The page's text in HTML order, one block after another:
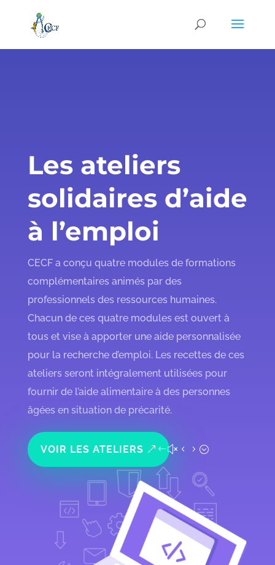
Les ateliers
solidaires d’aide
à l’emploi
CECF a conçu quatremodules de formations
complémentaires animés par des
professionnels des ressources humaines.
Chacun de ces quatre modules est ouvert à
tous et vise à apporter une aide personnalisée
pour la recherche d’emploi. Les recettes de ces
ateliers seront intégralement utilisées pour
fournir de l’aide alimentaire à des personnes
âgées en situation de précarité.
VOIR LES ATELIERS